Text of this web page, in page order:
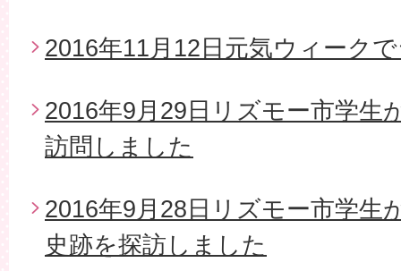
2016年11月12日元気ウィーク
2016年9月29日リズモー市学生
訪問しました
2016年9月28日リズモー市学生
史跡を探訪しました